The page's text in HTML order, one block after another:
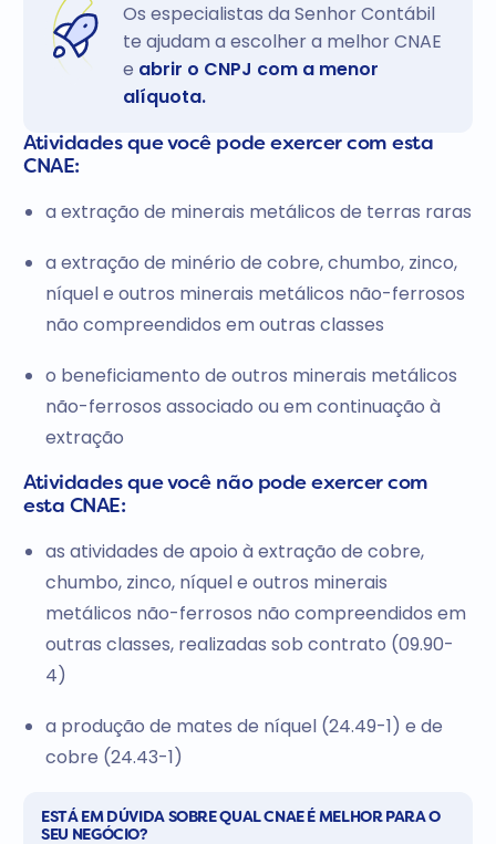
Os especialistas da Senhor Contábil
te ajudam a escolher a melhor CNAE
e abrir o CNPJ com a menor
alíquota.
Atividades que você pode exercer com esta
CNAE:
a extração de minerais metálicos de terras raras
a extração de minério de cobre, chumbo, zinco,
níquel e outros minerais metálicos não-ferrosos
não compreendidos em outras classes
o beneficiamento de outros minerais metálicos
não-ferrosos associado ou em continuação à
extração
Atividades que você não pode exercer com
esta CNAE:
as atividades de apoio à extração de cobre,
chumbo, zinco, níquel e outros minerais
metálicos não-ferrosos não compreendidos em
outras classes, realizadas sob contrato (09.90-
4)
a produção de mates de níquel (24.49-1) e de
cobre (24.43-1)
ESTÁ EM DÚVIDA SOBRE QUAL CNAE É MELHOR PARA O
SEU NEGÓCIO?